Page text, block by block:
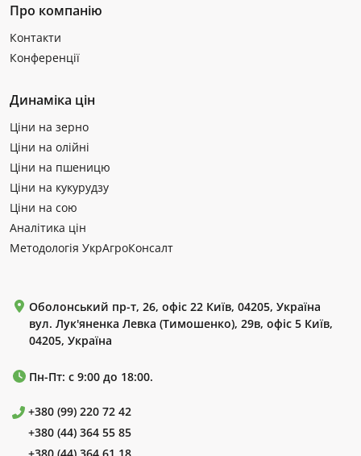
Про компанію
Контакти
Конференції
Динаміка цін
Ціни на зерно
Ціни на олійні
Ціни на пшеницю
Ціни на кукурудзу
Ціни на сою
Аналітика цін
Методологія УкрАгроКонсалт
Оболонський пр-т, 26, офіс 22 Київ, 04205, Україна
вул. Лук'яненка Левка (Тимошенко), 29в, офіс 5 Київ,
04205, Україна
Пн-Пт: с 9:00 до 18:00.
+380 (99) 220 72 42
+380 (44) 364 55 85
+380 (44) 364 61 18